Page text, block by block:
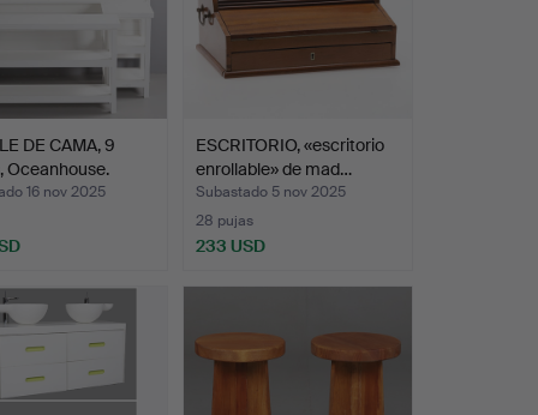
DE CAMA, 9
Oceanhouse.
16 nov 2025
ESCRITORIO, «escritorio
enrollable» de mad…
Subastado 5 nov 2025
28 pujas
233 USD